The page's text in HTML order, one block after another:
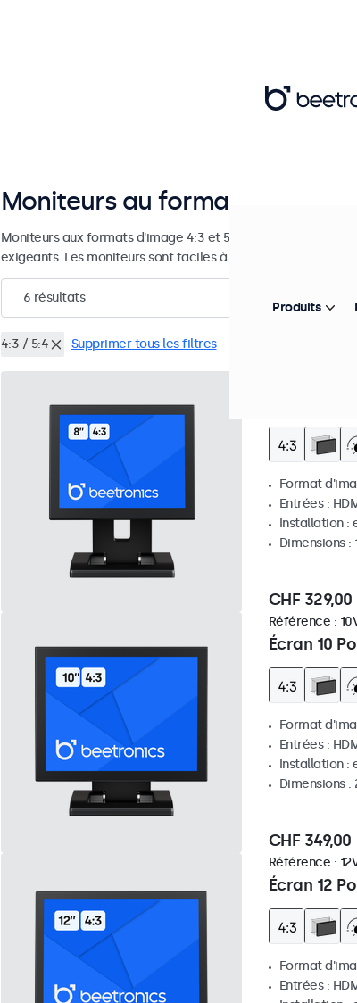
Moniteurs au format 4:3 et 5:4
Moniteurs aux formats d'image 4:3 et 5:4, conçus pour une
exigeants. Les moniteurs sont faciles à intégrer et disposent
6 résultats
4:3 / 5:4 Supprimer tous les filtres
Format
Entrées :
Installation :
Dimensions :
CHF 329,00
Écran 10
Référence :
Format
Entrées :
Installation :
Dimensions :
CHF 349,00
Écran 12
Référence :
Format
Entrées :
Produits